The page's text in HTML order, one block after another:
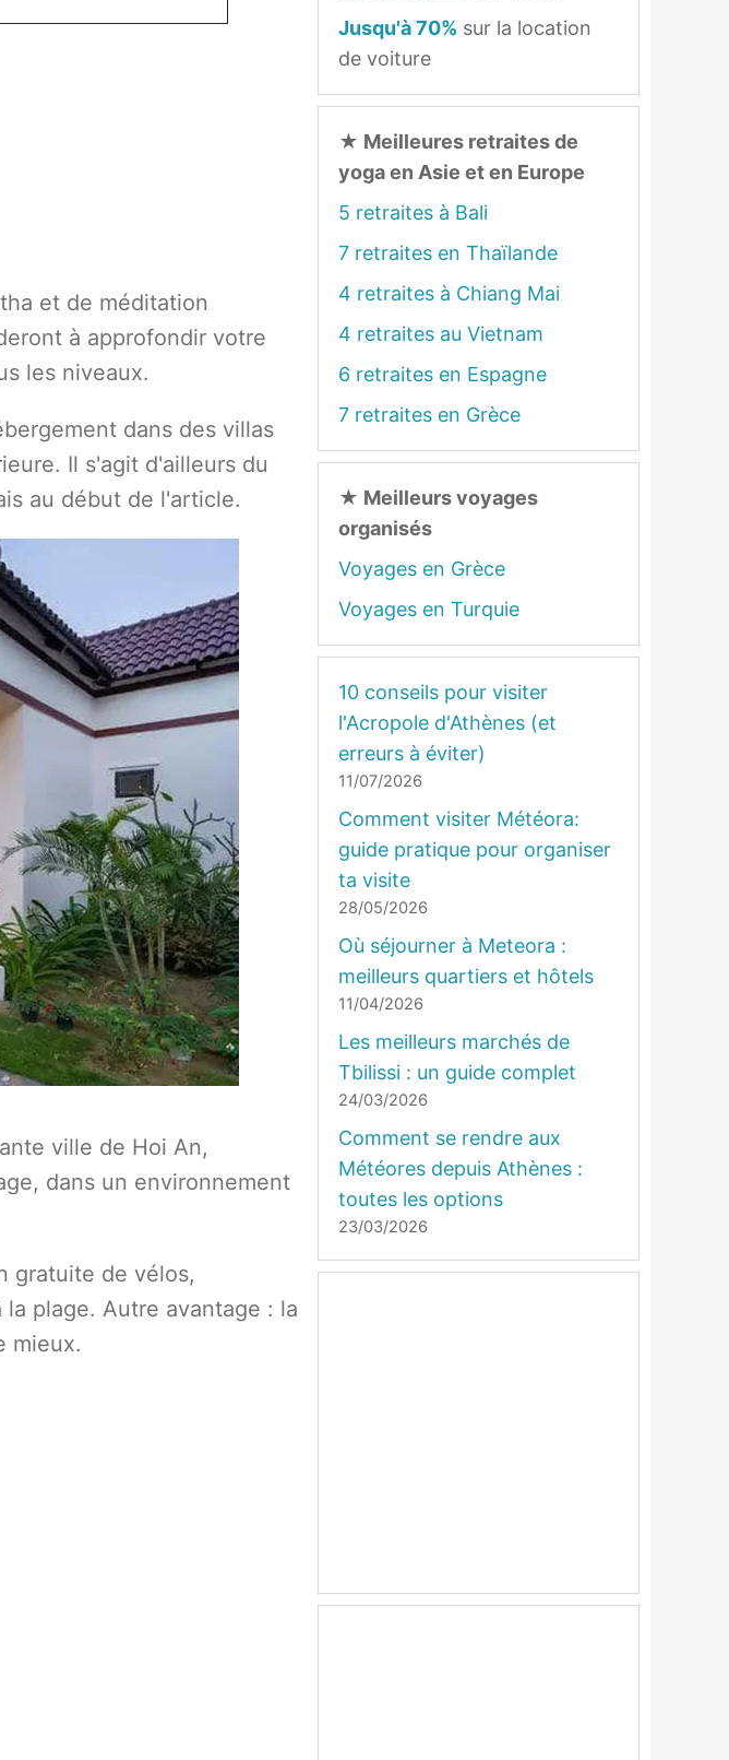
et de méditation
à approfondir votre
les niveaux.
dans des villas
Il s'agit d'ailleurs du
au début de l'article.
ville de Hoi An,
dans un environnement
gratuite de vélos,
plage. Autre avantage : la
mieux.
Jusqu'à 70% sur la location
de voiture
★ Meilleures retraites de
yoga en Asie et en Europe
5 retraites à Bali
7 retraites en Thaïlande
4 retraites à Chiang Mai
4 retraites au Vietnam
6 retraites en Espagne
7 retraites en Grèce
★ Meilleurs voyages
organisés
Voyages en Grèce
Voyages en Turquie
10 conseils pour visiter
l'Acropole d'Athènes (et
erreurs à éviter)
11/07/2026
Comment visiter Météora:
guide pratique pour organiser
ta visite
28/05/2026
Où séjourner à Meteora :
meilleurs quartiers et hôtels
11/04/2026
Les meilleurs marchés de
Tbilissi : un guide complet
24/03/2026
Comment se rendre aux
Météores depuis Athènes :
toutes les options
23/03/2026